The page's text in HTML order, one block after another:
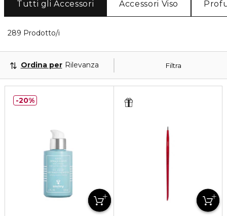
Tutti gli Accessori Accessori Viso
289 Prodotto/i
Filtra
Ordina per Rilevanza
20%